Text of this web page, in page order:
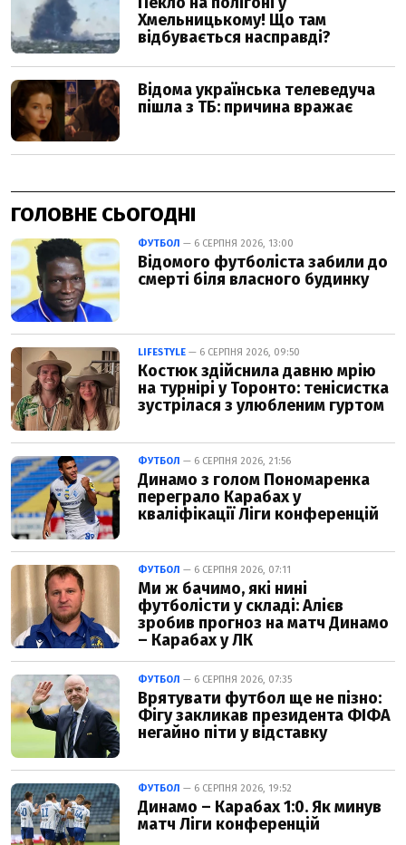
ГОЛОВНЕ СЬОГОДНІ
ФУТБОЛ — 6 СЕРПНЯ 2026, 13:00
Відомого футболіста забили до
смерті біля власного будинку
LIFESTYLE — 6 СЕРПНЯ 2026, 09:50
Костюк здійснила давню мрію
на турнірі у Торонто: тенісистка
зустрілася з улюбленим гуртом
ФУТБОЛ — 6 СЕРПНЯ 2026, 21:56
Динамо з голом Пономаренка
переграло Карабах у
кваліфікації Ліги конференцій
ФУТБОЛ — 6 СЕРПНЯ 2026, 07:11
Ми ж бачимо, які нині
футболісти у складі: Алієв
зробив прогноз на матч Динамо
– Карабах у ЛК
ФУТБОЛ — 6 СЕРПНЯ 2026, 07:35
Врятувати футбол ще не пізно:
Фігу закликав президента ФІФА
негайно піти у відставку
ФУТБОЛ — 6 СЕРПНЯ 2026, 19:52
Динамо – Карабах 1:0. Як минув
матч Ліги конференцій